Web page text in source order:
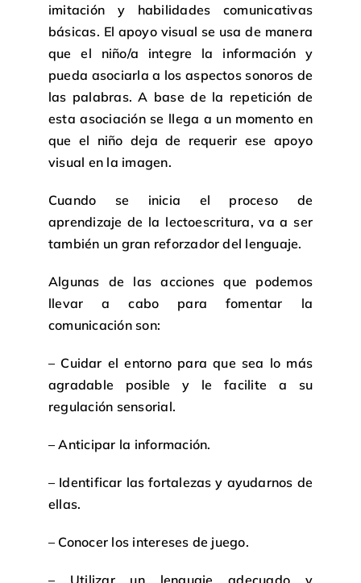
imitación y habilidades comunicativas
básicas. El apoyo visual se usa de manera
que el niño/a integre la información y
pueda asociarla a los aspectos sonoros de
las palabras. A base de la repetición de
esta asociación se llega a un momento en
que el niño deja de requerir ese apoyo
visual en la imagen.
Cuando se inicia el proceso de
aprendizaje de la lectoescritura, va a ser
también un gran reforzador del lenguaje.
Algunas de las acciones que podemos
llevar a cabo para fomentar la
comunicación son:
– Cuidar el entorno para que sea lo más
agradable posible y le facilite a su
regulación sensorial.
– Anticipar la información.
– Identificar las fortalezas y ayudarnos de
ellas.
– Conocer los intereses de juego.
– Utilizar un lenguaje adecuado y